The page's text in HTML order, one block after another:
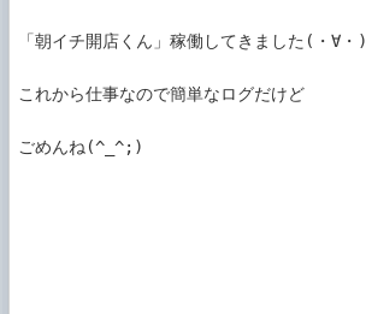
「朝イチ開店くん」稼働してきました(・∀・)
これから仕事なので簡単なログだけど
ごめんね(^_^;)